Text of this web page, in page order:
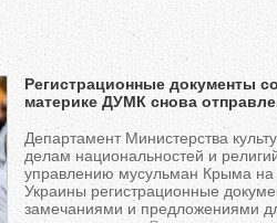
Регистрационные документы
материке ДУМК снова
Департамент Министерства
делам национальностей и
управлению мусульман Крыма на
Украины регистрационные
замечаниями и предложениями